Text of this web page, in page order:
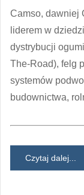
Camso, dawniej
liderem w
dystrybucji
The-Road), felg
systemów
budownictwa,
Czytaj dalej...